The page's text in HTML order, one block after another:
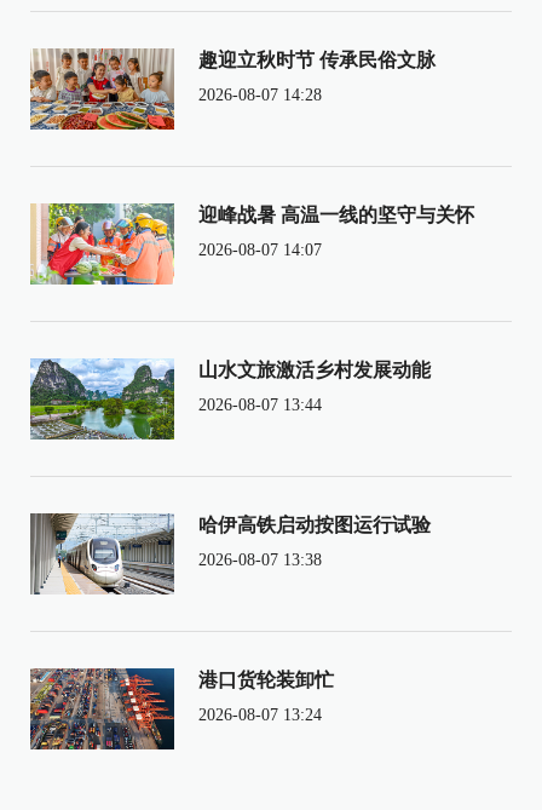
趣迎立秋时节 传承民俗文脉
2026-08-07 14:28
迎峰战暑 高温一线的坚守与关怀
2026-08-07 14:07
山水文旅激活乡村发展动能
2026-08-07 13:44
哈伊高铁启动按图运行试验
2026-08-07 13:38
港口货轮装卸忙
2026-08-07 13:24